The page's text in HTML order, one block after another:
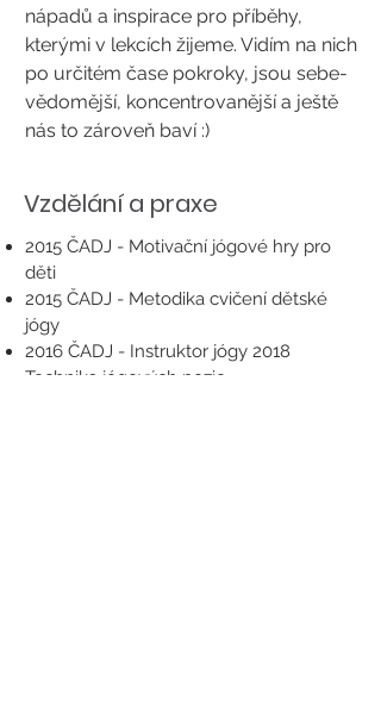
nápadů a inspirace pro příběhy,
kterými v lekcích žijeme. Vidím na nich
po určitém čase pokroky, jsou sebe-
vědomější, koncentrovanější a ještě
nás to zároveň baví :)
Vzdělání a praxe
2015 ČADJ - Motivační jógové hry pro
děti
2015 ČADJ - Metodika cvičení dětské
jógy
2016 ČADJ - Instruktor jógy 2018
Technika jógových pozic